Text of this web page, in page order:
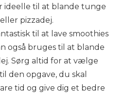
ideelle til at blande tunge
pizzadej.
til at lave smoothies
også bruges til at blande
Sørg altid for at vælge
den opgave, du skal
tid og give dig et bedre